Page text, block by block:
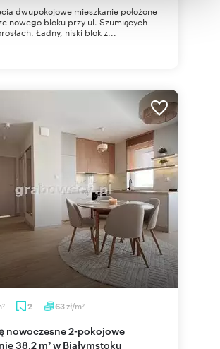
usług.
dwupokojowe mieszkanie położone
nowego bloku przy ul. Szumiących
Ładny, niski blok z...
2 2 63zł/m2
38,2 m² w Białymstoku